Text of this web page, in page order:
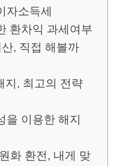
자소득세
환차익 과세여부
, 직접 해볼까
지, 최고의 전략
을 이용한 해지
화 환전, 내게 맞